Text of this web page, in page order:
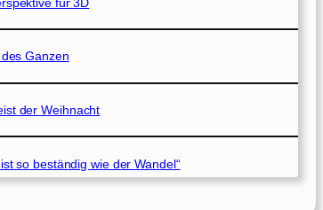
des Ganzen
der Weihnacht
ist so beständig wie der Wandel“